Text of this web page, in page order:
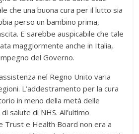
che una buona cura per il lutto sia
perso un bambino prima,
E sarebbe auspicabile che tale
maggiormente anche in Italia,
del Governo.
nel Regno Unito varia
L’addestramento per la cura
in meno della metà delle
salute di NHS. All’ultimo
Trust e Health Board non era a